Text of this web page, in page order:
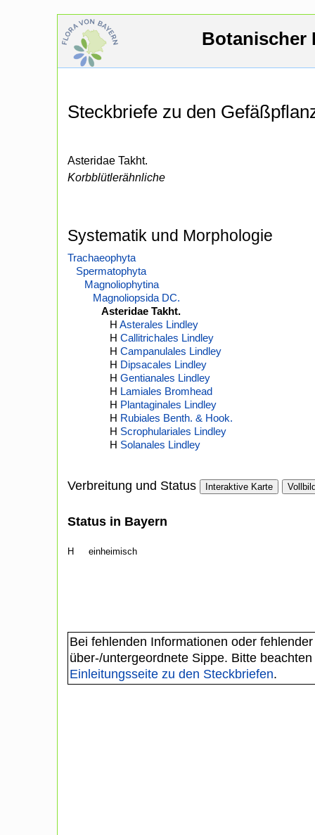
Botanischer
Steckbriefe zu den
Asteridae Takht.
Korbblütlerähnliche
Systematik und Morphologie
Trachaeophyta
Spermatophyta
Magnoliophytina
Magnoliopsida DC.
Asteridae Takht.
H Asterales Lindley
H Callitrichales Lindley
H Campanulales Lindley
H Dipsacales Lindley
H Gentianales Lindley
H Lamiales Bromhead
H Plantaginales Lindley
H Rubiales Benth. & Hook.
H Scrophulariales Lindley
H Solanales Lindley
Verbreitung und Status Interaktive Karte
Status in Bayern
H einheimisch
Bei fehlenden Informationen oder
über-/untergeordnete Sippe. Bitte
Einleitungsseite zu den Steckbriefen.